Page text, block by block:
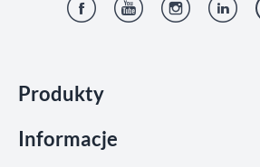
Produkty
Informacje